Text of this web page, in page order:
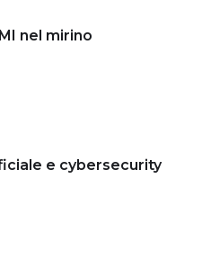
nel mirino
e cybersecurity